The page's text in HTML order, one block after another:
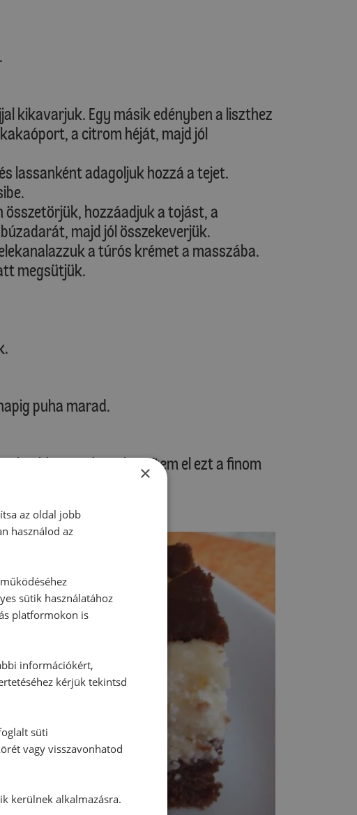
kikavarjuk. Egy másik edényben a liszthez
a citrom héját, majd jól
lassanként adagoljuk hozzá a tejet.
hozzáadjuk a tojást, a
majd jól összekeverjük.
a túrós krémet a masszába.
megsütjük.
puha marad.
akkor gyakran készítem el ezt a finom
)
×
az oldal jobb
használod az
sütik használatához
platformokon is
információkért,
kérjük tekintsd
süti
vagy visszavonhatod
kerülnek alkalmazásra.